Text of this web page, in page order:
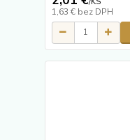
1,63 € bez DPH